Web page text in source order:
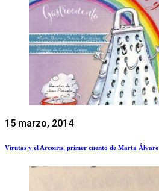
15 marzo, 2014
Virutas y el Arcoiris, primer cuento de Marta Álvaro